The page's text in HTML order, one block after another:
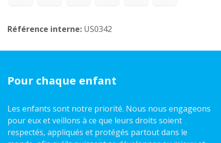
Référence interne: US0342
Pour chaque enfant
Les enfants sont notre priorité. Nous nous engageons
pour eux et veillons à ce que leurs droits soient
respectés, appliqués et protégés partout dans le